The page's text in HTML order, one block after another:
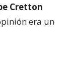
Cretton
era un